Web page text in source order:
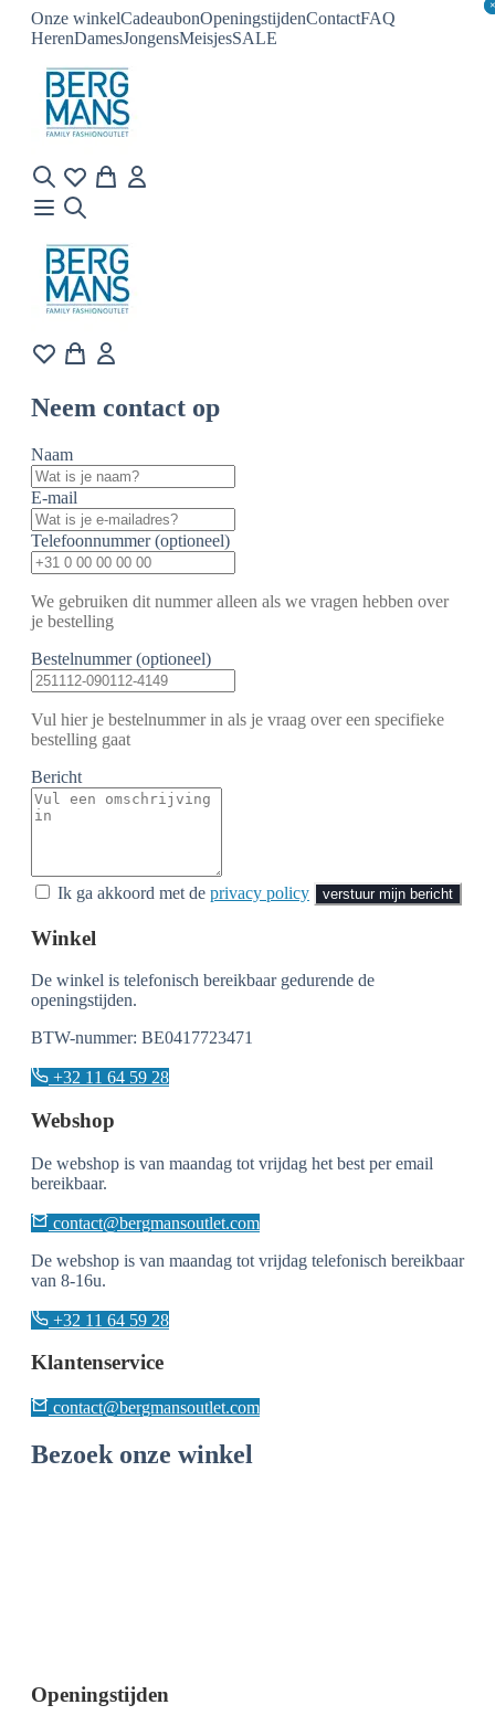
Onze winkelCadeaubonOpeningstijdenContactFAQ
HerenDamesJongensMeisjesSALE
×
×
Neem contact op
Naam
E-mail
Telefoonnummer (optioneel)
We gebruiken dit nummer alleen als we vragen hebben over
je bestelling
Bestelnummer (optioneel)
Vul hier je bestelnummer in als je vraag over een specifieke
bestelling gaat
Bericht
Ik ga akkoord met de privacy policy verstuur mijn bericht
Winkel
De winkel is telefonisch bereikbaar gedurende de
openingstijden.
BTW-nummer: BE0417723471
+32 11 64 59 28
Webshop
De webshop is van maandag tot vrijdag het best per email
bereikbaar.
contact@bergmansoutlet.com
De webshop is van maandag tot vrijdag telefonisch bereikbaar
van 8-16u.
+32 11 64 59 28
Klantenservice
contact@bergmansoutlet.com
Bezoek onze winkel
Openingstijden